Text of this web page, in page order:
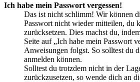
Ich habe mein Passwort vergessen!
Das ist nicht schlimm! Wir können
Passwort nicht wieder mitteilen, du
zurücksetzen. Dies machst du,
Seite auf „Ich habe mein Passwort
Anweisungen folgst. So solltest du
anmelden können.
Solltest du trotzdem nicht in der
zurückzusetzen, so wende dich an